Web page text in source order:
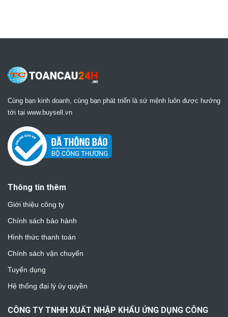
Cùng bạn kinh doanh, cùng bạn phát triển là sứ mệnh luôn được hướng
tới tại www.buysell.vn
Thông tin thêm
Giới thiệu công ty
Chính sách bảo hành
Hình thức thanh toán
Chính sách vận chuyển
Tuyển dụng
Hệ thống đại lý ủy quyền
CÔNG TY TNHH XUẤT NHẬP KHẨU ỨNG DỤNG CÔNG